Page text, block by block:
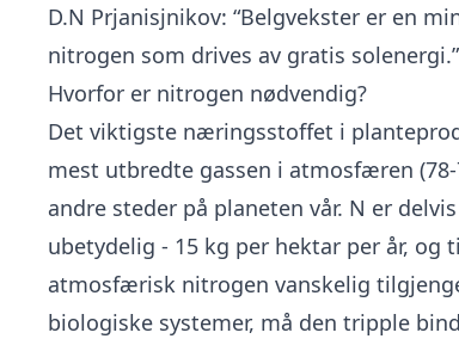
D.N Prjanisjnikov: “Belgvekster er en
nitrogen som drives av gratis solenergi.”
Hvorfor er nitrogen nødvendig?
Det viktigste næringsstoffet i
mest utbredte gassen i atmosfæren
andre steder på planeten vår. N er
ubetydelig - 15 kg per hektar per år,
atmosfærisk nitrogen vanskelig
biologiske systemer, må den tripple